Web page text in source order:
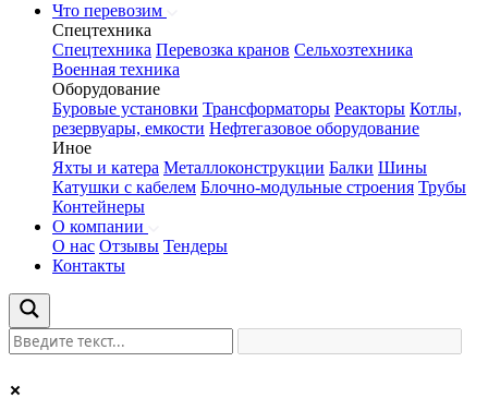
Что перевозим
Спецтехника
Спецтехника Перевозка кранов Сельхозтехника
Военная техника
Оборудование
Буровые установки Трансформаторы Реакторы Котлы,
резервуары, емкости Нефтегазовое оборудование
Иное
Яхты и катера Металлоконструкции Балки Шины
Катушки с кабелем Блочно-модульные строения Трубы
Контейнеры
О компании
О нас Отзывы Тендеры
Контакты